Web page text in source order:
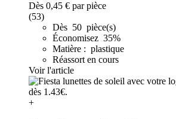
Dès 0,45 € par pièce
(53)
Dès 50 pièce(s)
Économisez 35%
Matière : plastique
Réassort en cours
Voir l'article
+